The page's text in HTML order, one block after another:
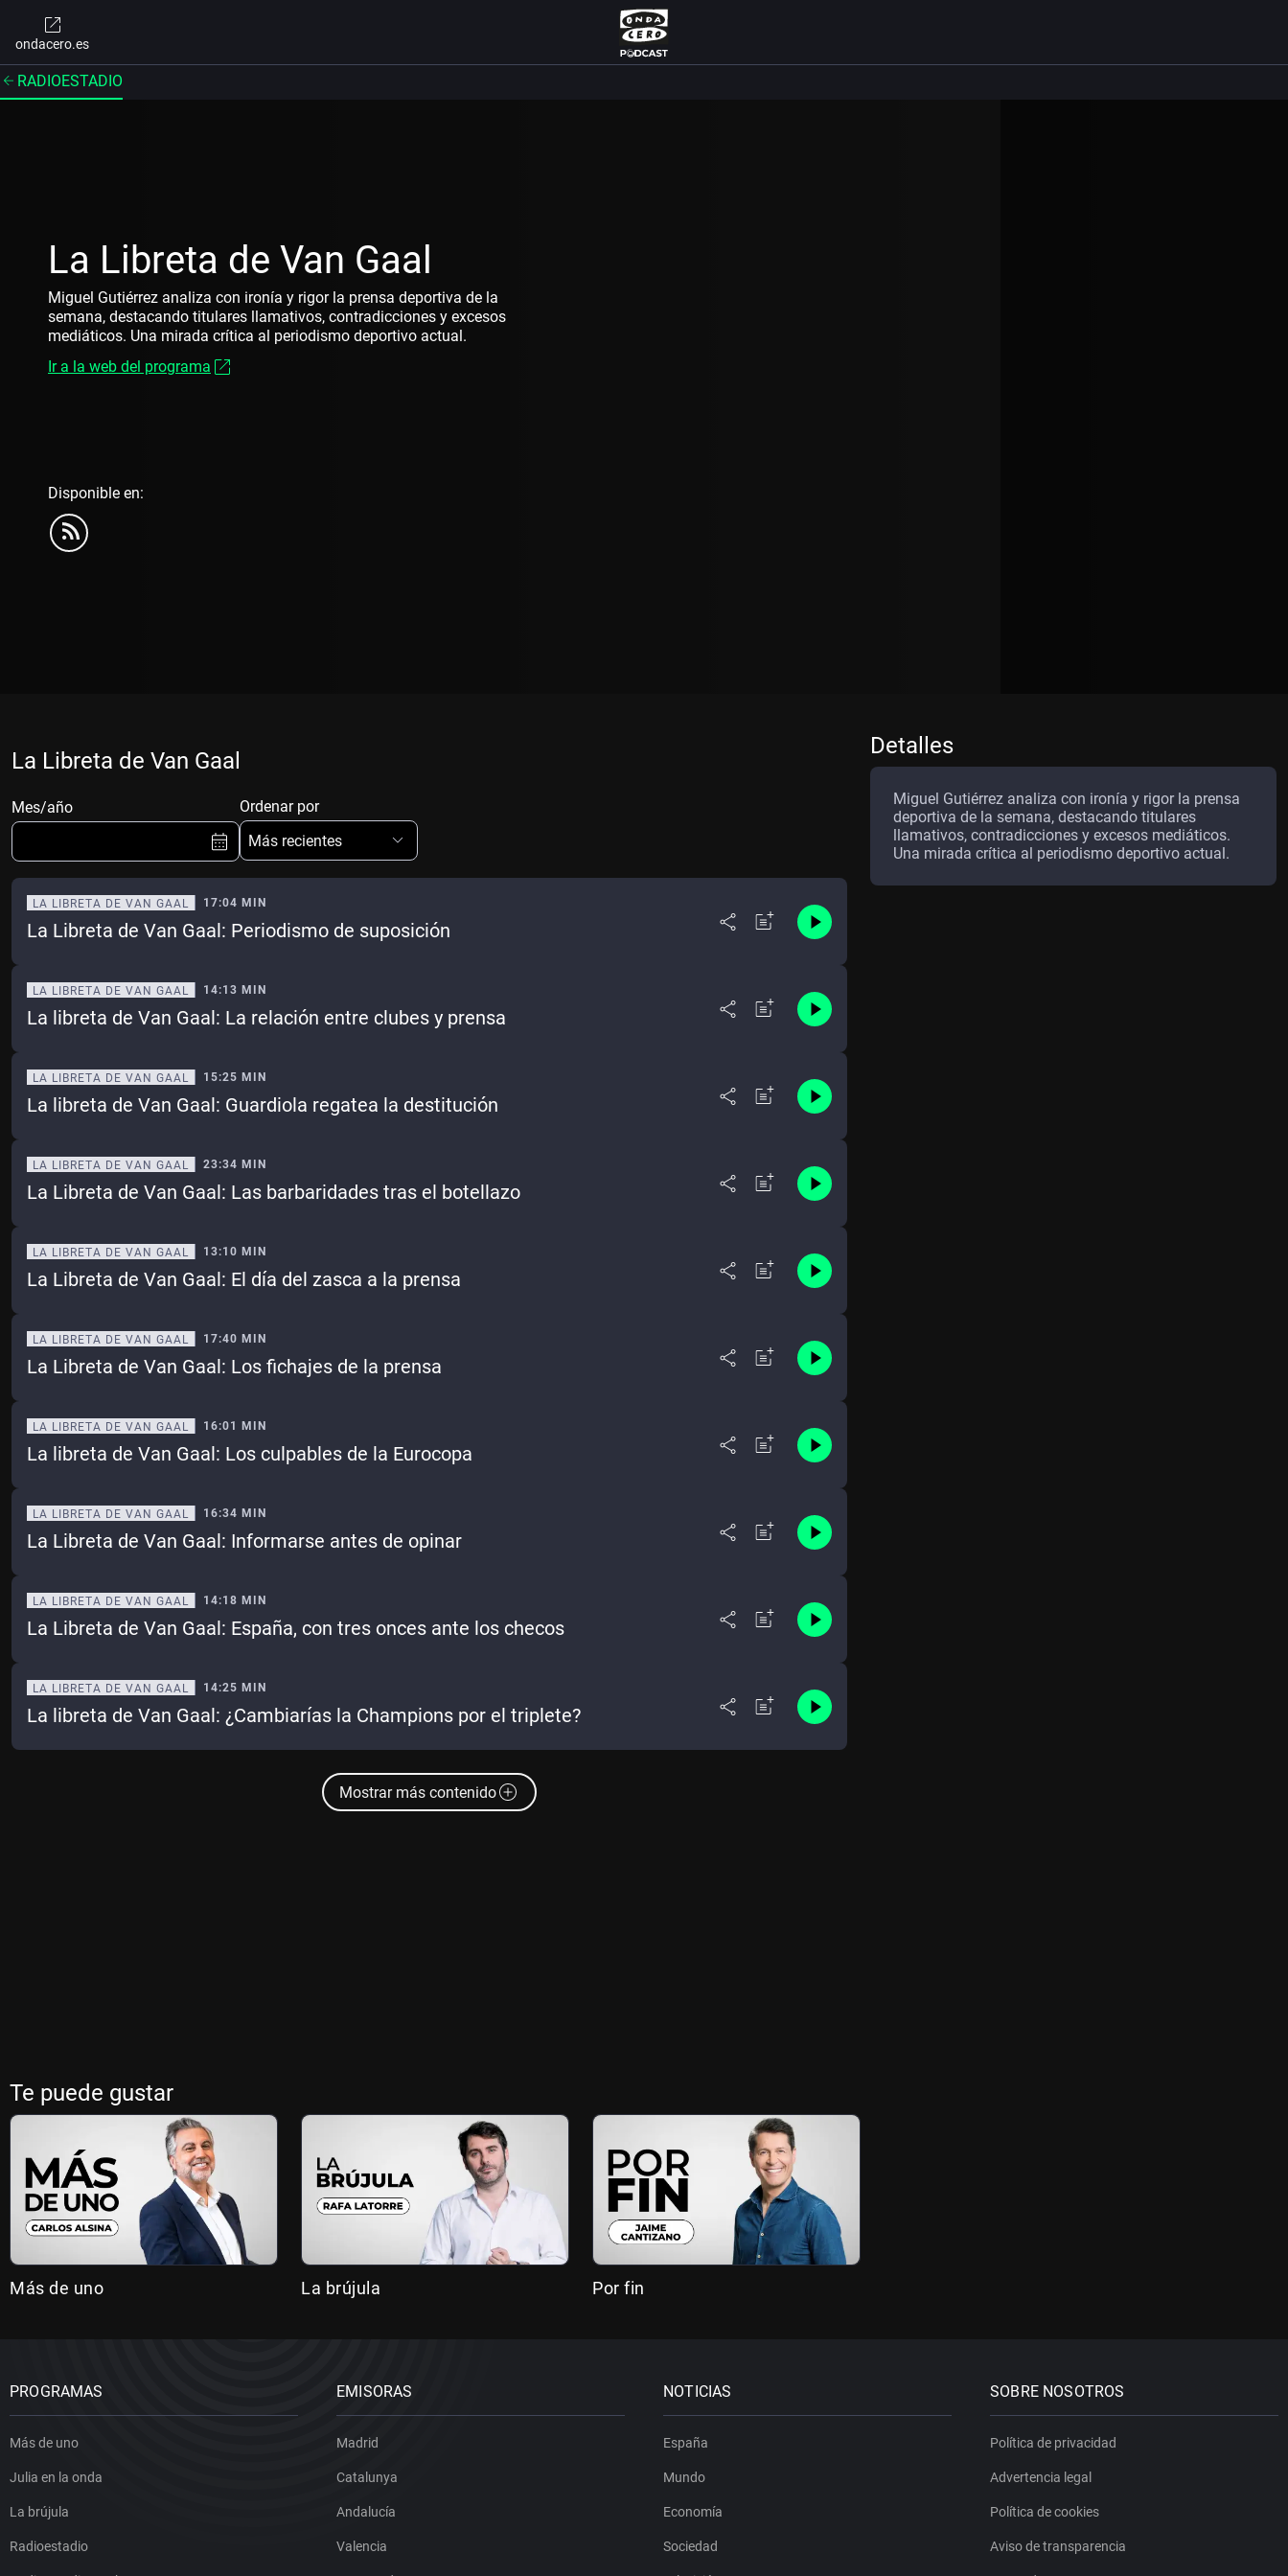
ondacero.es
RADIOESTADIO
La Libreta de Van Gaal
Miguel Gutiérrez analiza con ironía y rigor la prensa deportiva de la
semana, destacando titulares llamativos, contradicciones y excesos
mediáticos. Una mirada crítica al periodismo deportivo actual.
Ir a la web del programa
Disponible en:
La Libreta de Van Gaal
Mes/año
May Jun Jul Ago
Sep Oct Nov Dic
Borrar Mes actual
Ordenar por
Más recientes
LA LIBRETA DE VAN GAAL 17:04 MIN
La Libreta de Van Gaal: Periodismo de suposición
LA LIBRETA DE VAN GAAL 14:13 MIN
La libreta de Van Gaal: La relación entre clubes y prensa
LA LIBRETA DE VAN GAAL 15:25 MIN
La libreta de Van Gaal: Guardiola regatea la destitución
LA LIBRETA DE VAN GAAL 23:34 MIN
La Libreta de Van Gaal: Las barbaridades tras el botellazo
LA LIBRETA DE VAN GAAL 13:10 MIN
La Libreta de Van Gaal: El día del zasca a la prensa
LA LIBRETA DE VAN GAAL 17:40 MIN
La Libreta de Van Gaal: Los fichajes de la prensa
LA LIBRETA DE VAN GAAL 16:01 MIN
La libreta de Van Gaal: Los culpables de la Eurocopa
LA LIBRETA DE VAN GAAL 16:34 MIN
La Libreta de Van Gaal: Informarse antes de opinar
LA LIBRETA DE VAN GAAL 14:18 MIN
La Libreta de Van Gaal: España, con tres onces ante los checos
LA LIBRETA DE VAN GAAL 14:25 MIN
La libreta de Van Gaal: ¿Cambiarías la Champions por el triplete?
Mostrar más contenido
Detalles
Miguel Gutiérrez analiza con ironía y rigor la prensa
deportiva de la semana, destacando titulares
llamativos, contradicciones y excesos mediáticos.
Una mirada crítica al periodismo deportivo actual.
Te puede gustar
Más de uno La brújula Por fin
PROGRAMAS
Más de uno
Julia en la onda
La brújula
Radioestadio
EMISORAS
Madrid
Catalunya
Andalucía
Valencia
NOTICIAS
España
Mundo
Economía
Sociedad
SOBRE NOSOTROS
Política de privacidad
Advertencia legal
Política de cookies
Aviso de transparencia